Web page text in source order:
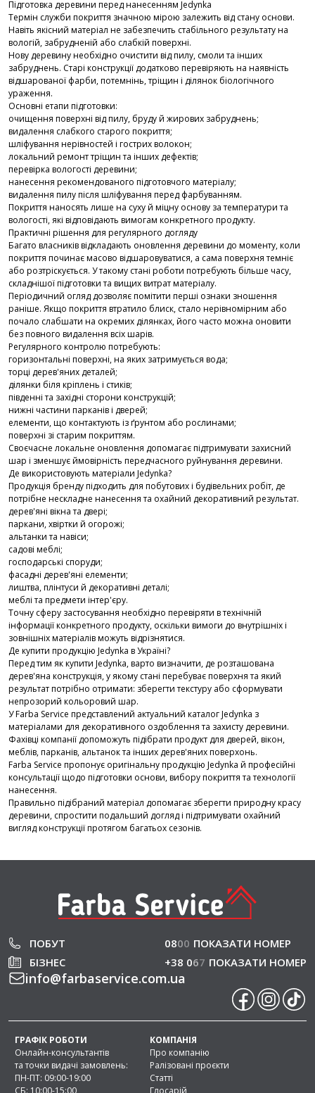
Підготовка деревини перед нанесенням Jedynka
Термін служби покриття значною мірою залежить від стану основи.
Навіть якісний матеріал не забезпечить стабільного результату на
вологій, забрудненій або слабкій поверхні.
Нову деревину необхідно очистити від пилу, смоли та інших
забруднень. Старі конструкції додатково перевіряють на наявність
відшарованої фарби, потемнінь, тріщин і ділянок біологічного
ураження.
Основні етапи підготовки:
очищення поверхні від пилу, бруду й жирових забруднень;
видалення слабкого старого покриття;
шліфування нерівностей і гострих волокон;
локальний ремонт тріщин та інших дефектів;
перевірка вологості деревини;
нанесення рекомендованого підготовчого матеріалу;
видалення пилу після шліфування перед фарбуванням.
Покриття наносять лише на суху й міцну основу за температури та
вологості, які відповідають вимогам конкретного продукту.
Практичні рішення для регулярного догляду
Багато власників відкладають оновлення деревини до моменту, коли
покриття починає масово відшаровуватися, а сама поверхня темніє
або розтріскується. У такому стані роботи потребують більше часу,
складнішої підготовки та вищих витрат матеріалу.
Періодичний огляд дозволяє помітити перші ознаки зношення
раніше. Якщо покриття втратило блиск, стало нерівномірним або
почало слабшати на окремих ділянках, його часто можна оновити
без повного видалення всіх шарів.
Регулярного контролю потребують:
горизонтальні поверхні, на яких затримується вода;
торці дерев'яних деталей;
ділянки біля кріплень і стиків;
південні та західні сторони конструкцій;
нижні частини парканів і дверей;
елементи, що контактують із ґрунтом або рослинами;
поверхні зі старим покриттям.
Своєчасне локальне оновлення допомагає підтримувати захисний
шар і зменшує ймовірність передчасного руйнування деревини.
Де використовують матеріали Jedynka?
Продукція бренду підходить для побутових і будівельних робіт, де
потрібне нескладне нанесення та охайний декоративний результат.
дерев'яні вікна та двері;
паркани, хвіртки й огорожі;
альтанки та навіси;
садові меблі;
господарські споруди;
фасадні дерев'яні елементи;
лиштва, плінтуси й декоративні деталі;
меблі та предмети інтер'єру.
Точну сферу застосування необхідно перевіряти в технічній
інформації конкретного продукту, оскільки вимоги до внутрішніх і
зовнішніх матеріалів можуть відрізнятися.
Де купити продукцію Jedynka в Україні?
Перед тим як купити Jedynka, варто визначити, де розташована
дерев'яна конструкція, у якому стані перебуває поверхня та який
результат потрібно отримати: зберегти текстуру або сформувати
непрозорий кольоровий шар.
У Farba Service представлений актуальний каталог Jedynka з
матеріалами для декоративного оздоблення та захисту деревини.
Фахівці компанії допоможуть підібрати продукт для дверей, вікон,
меблів, парканів, альтанок та інших дерев'яних поверхонь.
Farba Service пропонує оригінальну продукцію Jedynka й професійні
консультації щодо підготовки основи, вибору покриття та технології
нанесення.
Правильно підібраний матеріал допомагає зберегти природну красу
деревини, спростити подальший догляд і підтримувати охайний
вигляд конструкції протягом багатьох сезонів.
ПОБУТ 0800 ПОКАЗАТИ НОМЕР
БІЗНЕС
+38 067 ПОКАЗАТИ НОМЕР
info@farbaservice.com.ua
КОМПАНІЯ
Про компанію
Ралізовані проєкти
Статті
Глосарій
ГРАФІК РОБОТИ
Онлайн-консультантів
та точки видачі замовлень:
ПН-ПТ: 09:00-19:00
СБ: 10:00-15:00